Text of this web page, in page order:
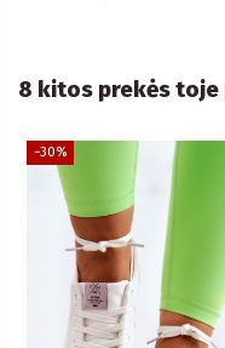
8 kitos prekės
−30%